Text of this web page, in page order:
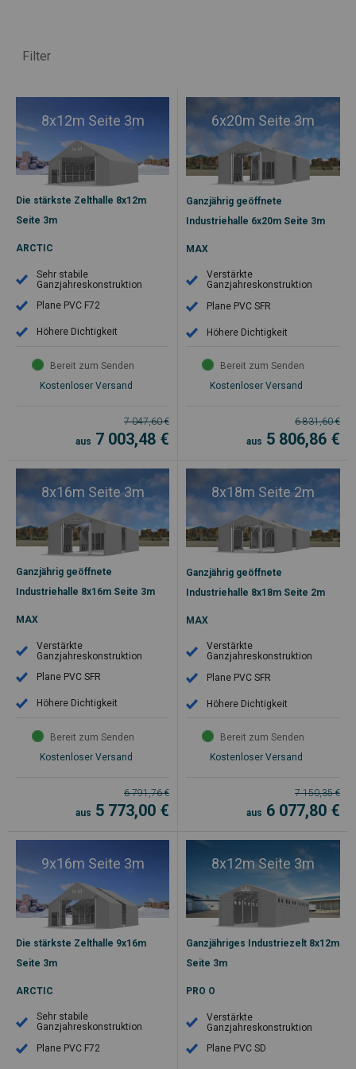
Filter
8x12m Seite 3m
Die stärkste Zelthalle 8x12m
Seite 3m
ARCTIC
Sehr stabile
Ganzjahreskonstruktion
Plane PVC F72
Höhere Dichtigkeit
Bereit zum Senden
Kostenloser Versand
7 047,60€
aus 7 003,48 €
6x20m Seite 3m
Ganzjährig geöffnete
Industriehalle 6x20m Seite 3m
MAX
Verstärkte
Ganzjahreskonstruktion
Plane PVC SFR
Höhere Dichtigkeit
Bereit zum Senden
Kostenloser Versand
6 831,60€
aus 5 806,86 €
8x16m Seite 3m
Ganzjährig geöffnete
Industriehalle 8x16m Seite 3m
MAX
Verstärkte
Ganzjahreskonstruktion
Plane PVC SFR
Höhere Dichtigkeit
Bereit zum Senden
Kostenloser Versand
6 791,76€
aus 5 773,00 €
8x18m Seite 2m
Ganzjährig geöffnete
Industriehalle 8x18m Seite 2m
MAX
Verstärkte
Ganzjahreskonstruktion
Plane PVC SFR
Höhere Dichtigkeit
Bereit zum Senden
Kostenloser Versand
7 150,35€
aus 6 077,80 €
9x16m Seite 3m
Die stärkste Zelthalle 9x16m
Seite 3m
ARCTIC
Sehr stabile
Ganzjahreskonstruktion
Plane PVC F72
8x12m Seite 3m
Ganzjähriges Industriezelt 8x12m
Seite 3m
PRO O
Verstärkte
Ganzjahreskonstruktion
Plane PVC SD